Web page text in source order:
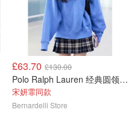
£63.70 £130.00
Polo Ralph Lauren 经典圆领卫衣
宋妍霏同款
Bernardelli Store